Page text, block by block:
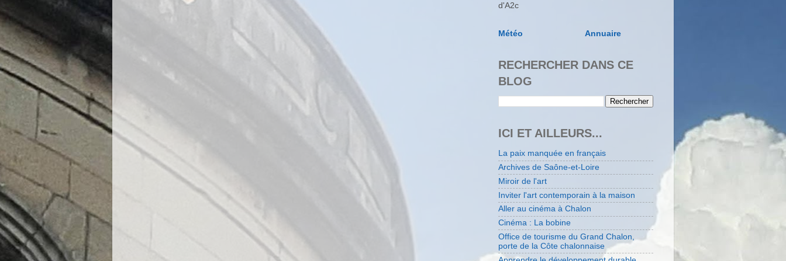
d'A2c
Météo Annuaire
RECHERCHER DANS CE
BLOG
ICI ET AILLEURS...
La paix manquée en français
Archives de Saône-et-Loire
Miroir de l'art
Inviter l'art contemporain à la maison
Aller au cinéma à Chalon
Cinéma : La bobine
Office de tourisme du Grand Chalon,
porte de la Côte chalonnaise